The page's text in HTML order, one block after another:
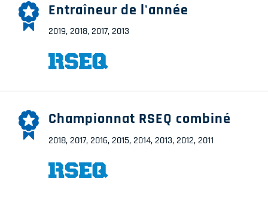
Entraîneur de l'année
2019, 2018, 2017, 2013
Championnat RSEQ combiné
2018, 2017, 2016, 2015, 2014, 2013, 2012, 2011